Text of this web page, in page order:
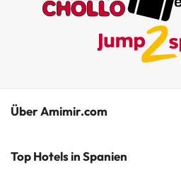
Über Amimir.com
Unser Team
Top Hotels in Spanien